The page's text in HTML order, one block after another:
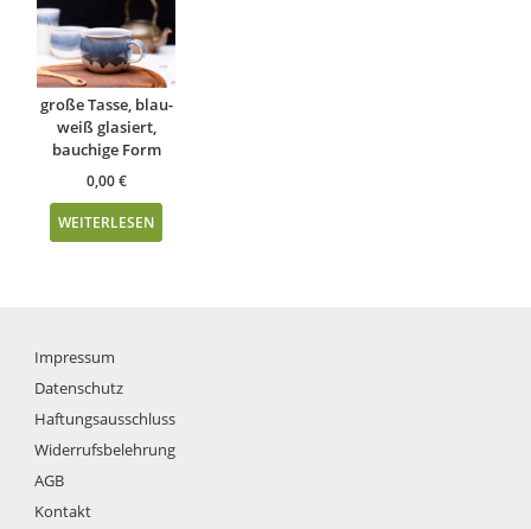
große Tasse, blau-
weiß glasiert,
bauchige Form
0,00€
WEITERLESEN
Impressum
Datenschutz
Haftungsausschluss
Widerrufsbelehrung
AGB
Kontakt